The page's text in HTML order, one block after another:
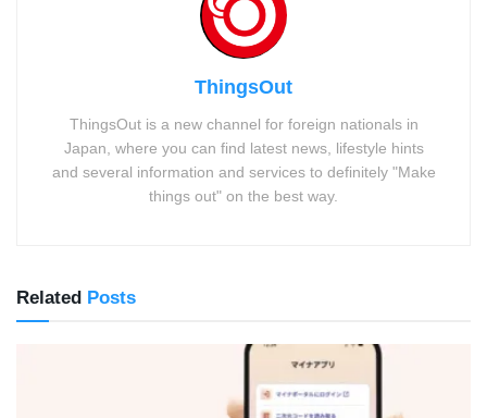
ThingsOut
ThingsOut is a new channel for foreign nationals in
Japan, where you can find latest news, lifestyle hints
and several information and services to definitely "Make
things out" on the best way.
Related Posts